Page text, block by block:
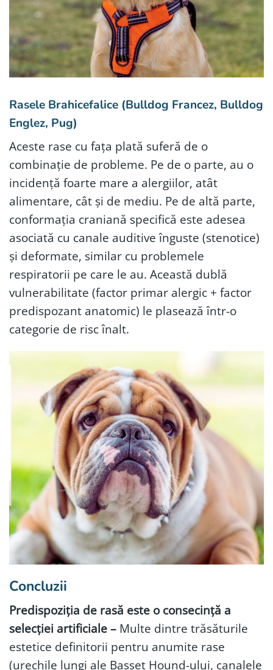
Rasele Brahicefalice (Bulldog Francez, Bulldog
Englez, Pug)
Aceste rase cu fața plată suferă de o
combinație de probleme. Pe de o parte, au o
incidență foarte mare a alergiilor, atât
alimentare, cât și de mediu. Pe de altă parte,
conformația craniană specifică este adesea
asociată cu canale auditive înguste (stenotice)
și deformate, similar cu problemele
respiratorii pe care le au. Această dublă
vulnerabilitate (factor primar alergic + factor
predispozant anatomic) le plasează într-o
categorie de risc înalt.
Concluzii
Predispoziția de rasă este o consecință a
selecției artificiale – Multe dintre trăsăturile
estetice definitorii pentru anumite rase
(urechile lungi ale Basset Hound-ului, canalele